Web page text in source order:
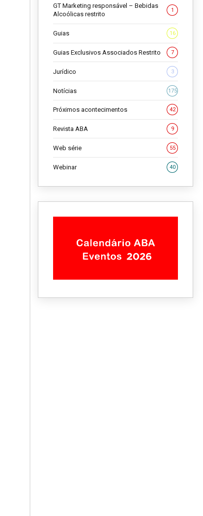
GT Marketing responsável – Bebidas
Alcoólicas restrito
1
Guias 16
Guias Exclusivos Associados Restrito 7
Jurídico 3
Notícias 175
Próximos acontecimentos 42
Revista ABA 9
Web série 55
Webinar 40